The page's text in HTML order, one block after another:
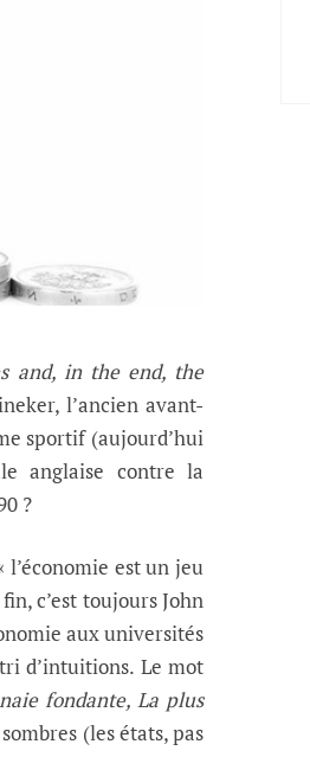
and, in the end, the
l’ancien avant-
sportif (aujourd’hui
anglaise contre la
?
l’économie est un jeu
c’est toujours John
aux universités
d’intuitions. Le mot
fondante, La plus
(les états, pas